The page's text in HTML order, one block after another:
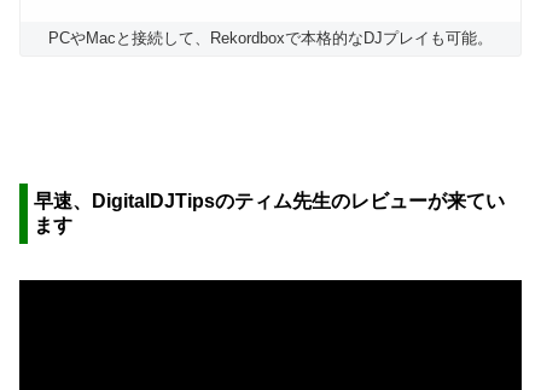
PCやMacと接続して、Rekordboxで本格的なDJプレイも可能。
早速、DigitalDJTipsのティム先生のレビューが来てい
ます